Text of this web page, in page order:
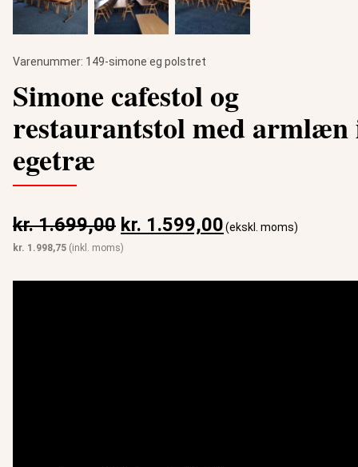
Varenummer: 149-simone eg polstret
Simone cafestol og
restaurantstol med armlæn
egetræ
kr.1.699,00 Den oprindelige pris var:
kr. 1.599,00Den aktuelle
(ekskl. moms)
kr. 1.998,75 (inkl. moms)